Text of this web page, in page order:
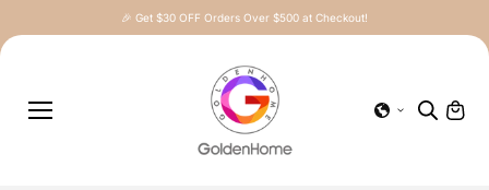
🎉 Get $30 OFF Orders Over $500 at Checkout!